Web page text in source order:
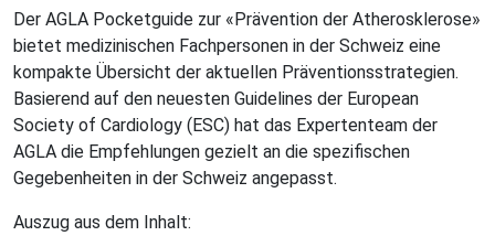
Der AGLA Pocketguide zur «Prävention der Atherosklerose»
bietet medizinischen Fachpersonen in der Schweiz eine
kompakte Übersicht der aktuellen Präventionsstrategien.
Basierend auf den neuesten Guidelines der European
Society of Cardiology (ESC) hat das Expertenteam der
AGLA die Empfehlungen gezielt an die spezifischen
Gegebenheiten in der Schweiz angepasst.
Auszug aus dem Inhalt: